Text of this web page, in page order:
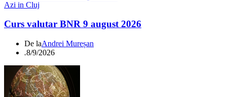
Azi in Cluj
Curs valutar BNR 9 august 2026
De laAndrei Mureșan
.8/9/2026